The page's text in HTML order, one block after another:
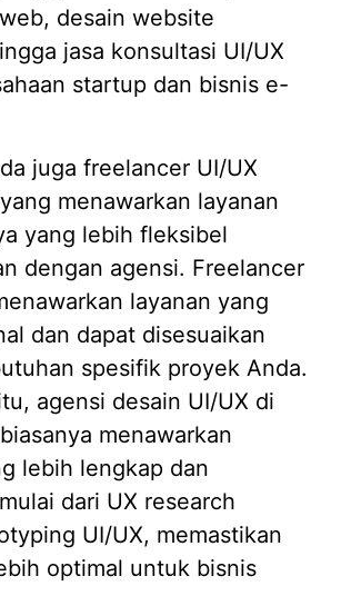
desain website
jasa konsultasi UI/UX
startup dan bisnis e-
juga freelancer UI/UX
menawarkan layanan
yang lebih fleksibel
dengan agensi. Freelancer
layanan yang
dan dapat disesuaikan
spesifik proyek Anda.
agensi desain UI/UX di
menawarkan
lebih lengkap dan
dari UX research
UI/UX, memastikan
optimal untuk bisnis